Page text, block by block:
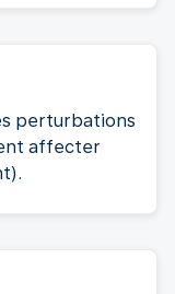
perturbations
affecter